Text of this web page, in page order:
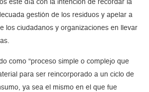
este día con la intención de recordar la
gestión de los residuos y apelar a
los ciudadanos y organizaciones en llevar
como “proceso simple o complejo que
para ser reincorporado a un ciclo de
ya sea el mismo en el que fue